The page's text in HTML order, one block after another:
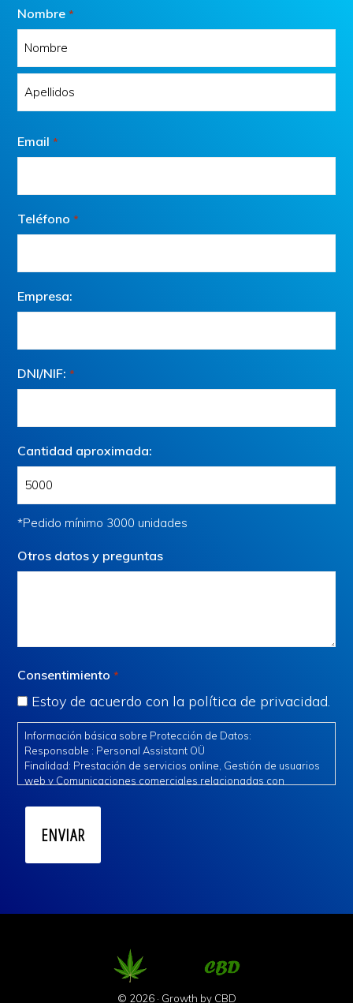
Nombre *
Email *
Teléfono *
Empresa:
DNI/NIF: *
Cantidad aproximada:
*Pedido mínimo 3000 unidades
Otros datos y preguntas
Consentimiento *
Estoy de acuerdo con la política de privacidad.
Información básica sobre Protección de Datos:
Responsable : Personal Assistant OÜ
Finalidad: Prestación de servicios online, Gestión de usuarios
web y Comunicaciones comerciales relacionadas con
Legitimación: Consentimiento expreso e interés legítimo.
gestión del servicio.
© 2026 · Growth by CBD